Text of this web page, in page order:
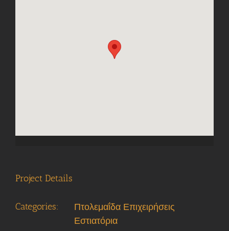
Project Details
Categories:
Πτολεμαΐδα Επιχειρήσεις
Εστιατόρια